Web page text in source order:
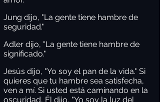
Jung dijo, "La gente tiene hambre de
seguridad."
Adler dijo, "La gente tiene hambre de
significado."
Jesús dijo, "Yo soy el pan de la vida." Si
quieres que tu hambre sea satisfecha,
ven a mí. Si usted está caminando en la
oscuridad, Él dijo, "Yo soy la luz del